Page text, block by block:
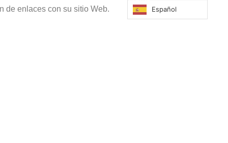
de enlaces con su sitio Web.
Español